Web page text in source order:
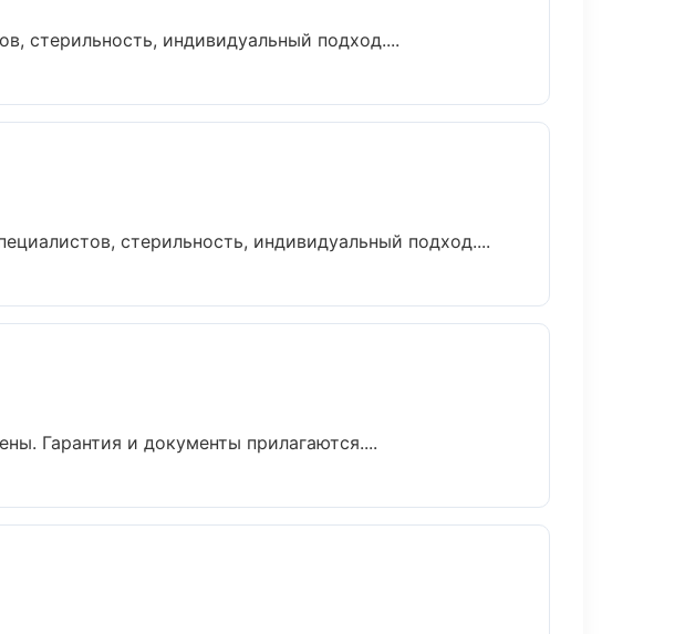
стерильность, индивидуальный подход....
стерильность, индивидуальный подход....
Гарантия и документы прилагаются....